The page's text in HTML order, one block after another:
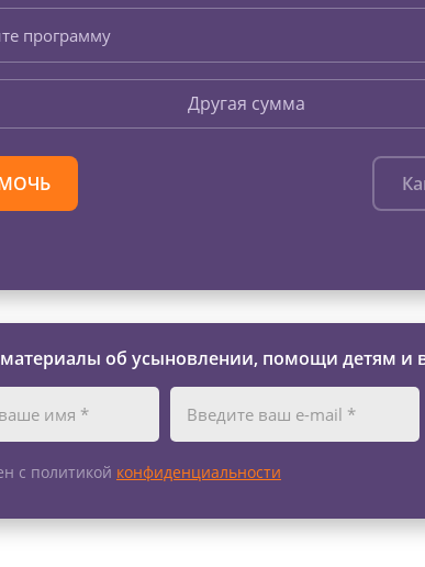
программу
Другая сумма
об усыновлении, помощи детям и
с политикой конфиденциальности